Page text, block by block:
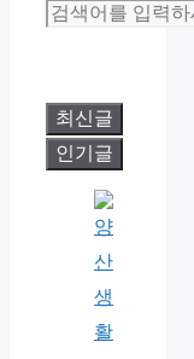
최신글
인기글